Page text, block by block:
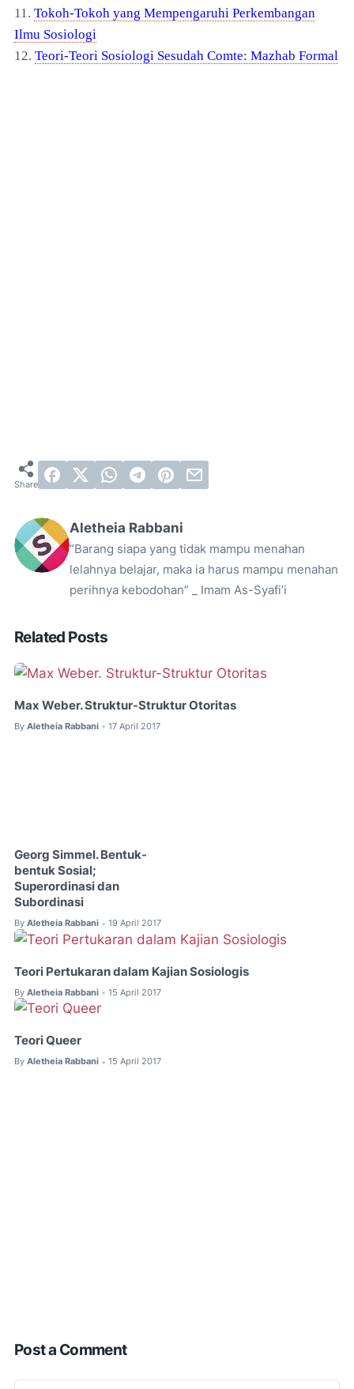
11. Tokoh-Tokoh yang Mempengaruhi Perkembangan
Ilmu Sosiologi
12. Teori-Teori Sosiologi Sesudah Comte: Mazhab Formal
Aletheia Rabbani
“Barang siapa yang tidak mampu menahan
lelahnya belajar, maka ia harus mampu menahan
perihnya kebodohan” _ Imam As-Syafi’i
Related Posts
Max Weber. Struktur-Struktur Otoritas
By Aletheia Rabbani • 17 April 2017
Georg Simmel. Bentuk-
bentuk Sosial;
Superordinasi dan
Subordinasi
By Aletheia Rabbani • 19 April 2017
Teori Pertukaran dalam Kajian Sosiologis
By Aletheia Rabbani • 15 April 2017
Teori Queer
By Aletheia Rabbani • 15 April 2017
Post a Comment